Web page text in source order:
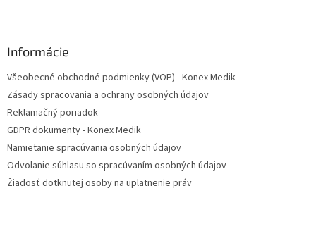
Informácie
Všeobecné obchodné podmienky (VOP) - Konex Medik
Zásady spracovania a ochrany osobných údajov
Reklamačný poriadok
GDPR dokumenty - Konex Medik
Namietanie spracúvania osobných údajov
Odvolanie súhlasu so spracúvaním osobných údajov
Žiadosť dotknutej osoby na uplatnenie práv